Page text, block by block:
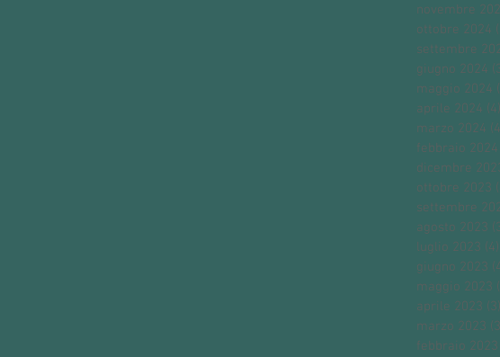
novembre
ottobre 2024
settembre
giugno 2024
maggio 2024
aprile 2024 (4)
marzo 2024
febbraio 2024
dicembre
ottobre 2023
settembre
agosto 2023
luglio 2023 (4)
giugno 2023
maggio 2023
aprile 2023 (3)
marzo 2023
febbraio 2023